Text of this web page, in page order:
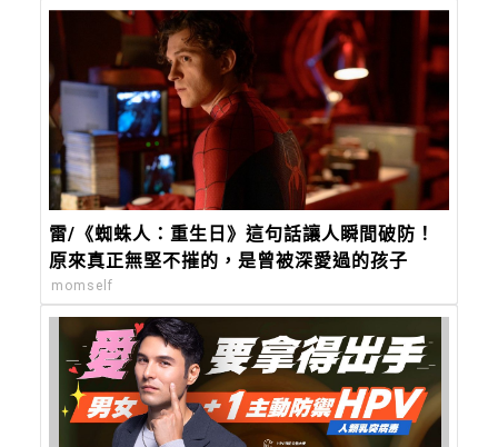
雷/《蜘蛛人：重生日》這句話讓人瞬間破防！
原來真正無堅不摧的，是曾被深愛過的孩子
momself